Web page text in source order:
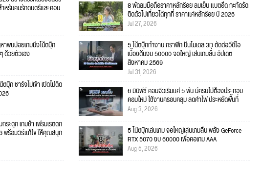
หรับคนรักดนตรีและคอน
พบบ่อยเกมมิ่งโน้ตบุ๊ก
ด้วยตัวเอง
ก ชาร์จไม่เข้า เปิดไม่ติด
ระตุก เกมช้า เฟรมเรตตก
พร้อมวิธีแก้ไข ให้คุณสนุก
8 พัดลมมือถือราคาหลักร้อย ลมเย็น แบตอึด กะทัดรัด
ติดตัวไปเที่ยวได้ทุกที่ ราคาแค่หลักร้อย ปี 2026
Jul 27, 2026
5 โน้ตบุ๊กทำงาน กราฟิก ปั้นโมเดล 3D ตัดต่อวีดีโอ
เบื้องต้นงบ 50000 จอใหญ่ เล่นเกมลื่น อัปเดต
สิงหาคม 2569
Jul 31, 2026
6 มินิพีซี คอมจิ๋วเริ่มแค่ 5 พัน มีครบไม่ต้องประกอบ
คอมใหม่ ใช้งานครอบคลุม ลดค่าไฟ ประหยัดพื้นที่
Aug 3, 2026
5 โน้ตบุ๊กเล่นเกม จอใหญ่เล่นเกมลื่น พลัง GeForce
RTX 5070 งบ 60000 เพื่อคอเกม AAA
Aug 5, 2026